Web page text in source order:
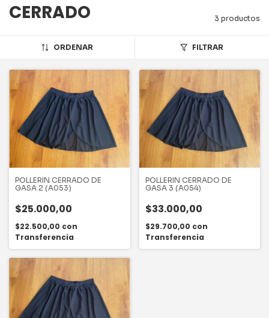
CERRADO 3 productos
ORDENAR FILTRAR
POLLERIN CERRADO DE
GASA 2 (A053)
$25.000,00
$22.500,00 con
Transferencia
POLLERIN CERRADO DE
GASA 3 (A054)
$33.000,00
$29.700,00 con
Transferencia